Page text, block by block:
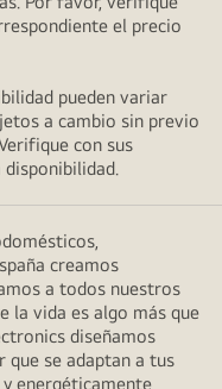
el precio
pueden variar
a cambio sin previo
con sus
creamos
a todos nuestros
la vida es algo más que
diseñamos
se adaptan a tus
energéticamente